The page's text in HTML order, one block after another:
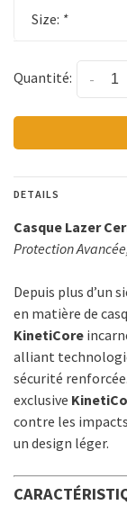
Size: *
Quantité: -
DETAILS
Casque Lazer
Protection
Depuis plus d’un
en matière de
KinetiCore
alliant
sécurité
exclusive
contre les
un design léger.